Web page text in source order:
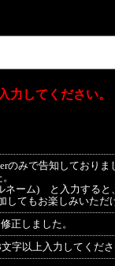
力してください。
みで告知しておりま
ーム) と入力すると
てもお楽しみいただ
正しました。
字以上入力してくだ